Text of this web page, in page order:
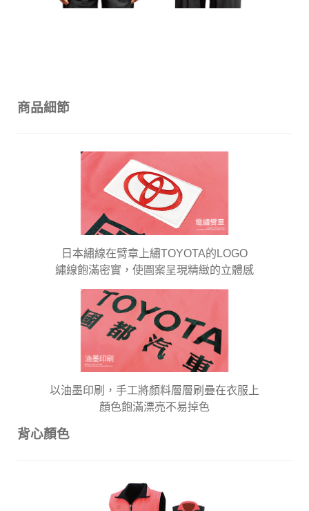
商品細節
日本繡線在臂章上繡TOYOTA的LOGO
繡線飽滿密實，使圖案呈現精緻的立體感
以油墨印刷，手工將顏料層層刷疊在衣服上
顏色飽滿漂亮不易掉色
背心顏色